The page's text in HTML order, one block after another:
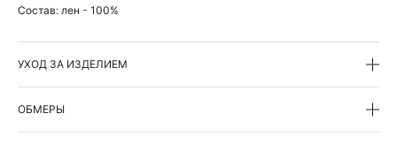
Состав: лен - 100%
УХОД ЗА ИЗДЕЛИЕМ
ОБМЕРЫ